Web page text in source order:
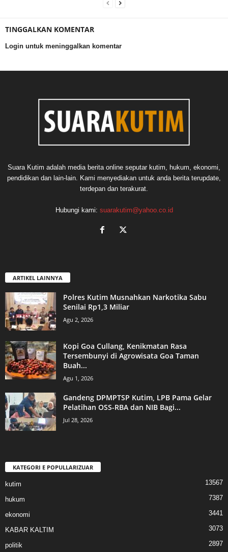
TINGGALKAN KOMENTAR
Login untuk meninggalkan komentar
Suara Kutim adalah media berita online seputar kutim, hukum, ekonomi,
pendidikan dan lain-lain. Kami menyediakan untuk anda berita terupdate,
terdepan dan terakurat.
Hubungi kami: suarakutim@yahoo.co.id
ARTIKEL LAINNYA
Polres Kutim Musnahkan Narkotika Sabu
Senilai Rp1,3 Miliar
Agu 2, 2026
Kopi Goa Cullang, Kenikmatan Rasa
Tersembunyi di Agrowisata Goa Taman
Buah...
Agu 1, 2026
Gandeng DPMPTSP Kutim, LPB Pama Gelar
Pelatihan OSS-RBA dan NIB Bagi...
Jul 28, 2026
KATEGORI E POPULLARIZUAR
kutim 13567
hukum 7387
ekonomi 3441
KABAR KALTIM 3073
politik 2897